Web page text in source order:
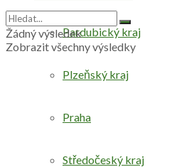
Pardubický kraj
Plzeňský kraj
Praha
Středočeský kraj
Žádný výsledek
Zobrazit všechny výsledky